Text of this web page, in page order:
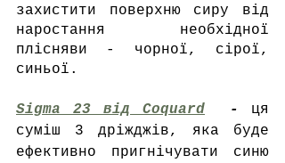
захистити поверхню сиру від
наростання необхідної
плісняви - чорної, сірої,
синьої.
Sigma 23 від Coquard
  -
ця
суміш 3 дріжджів, яка буде
ефективно пригнічувати синю